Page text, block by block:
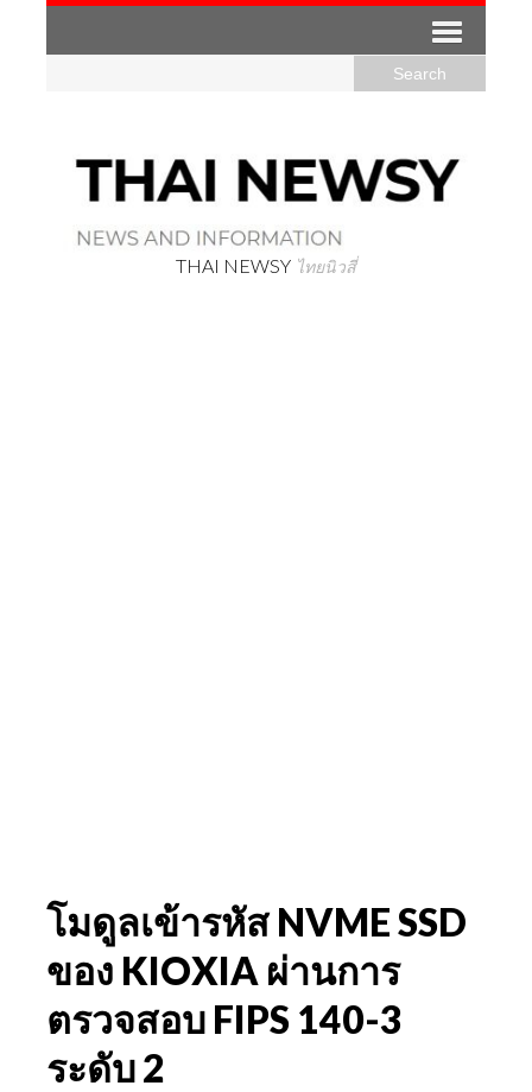
THAI NEWSY ไทยนิวสี่
โมดูลเข้ารหัส NVME SSD
ของ KIOXIA ผ่านการ
ตรวจสอบ FIPS 140-3
ระดับ 2